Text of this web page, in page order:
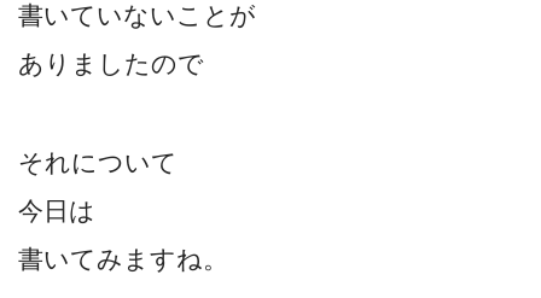
書いていないことが
ありましたので
それについて
今日は
書いてみますね。